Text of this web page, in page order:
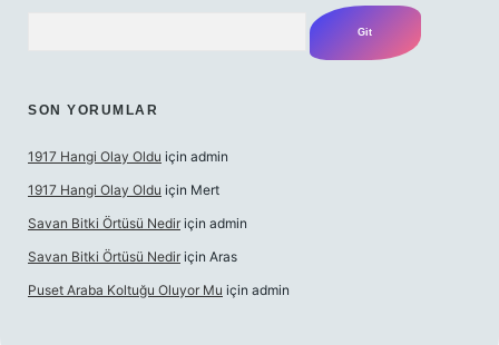
SON YORUMLAR
1917 Hangi Olay Oldu için admin
1917 Hangi Olay Oldu için Mert
Savan Bitki Örtüsü Nedir için admin
Savan Bitki Örtüsü Nedir için Aras
Puset Araba Koltuğu Oluyor Mu için admin